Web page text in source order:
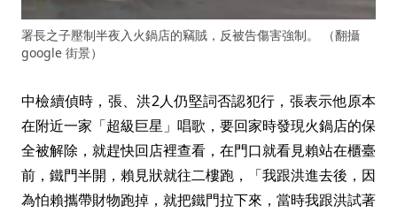
署長之子壓制半夜入火鍋店的竊賊，反被告傷害強制。 （翻攝
google 街景）
中檢續偵時，張、洪2人仍堅詞否認犯行，張表示他原本
在附近一家「超級巨星」唱歌，要回家時發現火鍋店的保
全被解除，就趕快回店裡查看，在門口就看見賴站在櫃臺
前，鐵門半開，賴見狀就往二樓跑，「我跟洪進去後，因
為怕賴攜帶財物跑掉，就把鐵門拉下來，當時我跟洪試著